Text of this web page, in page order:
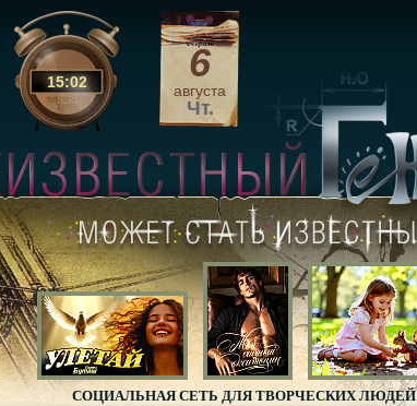
15:02 6
августа
Чт.
СОЦИАЛЬНАЯ СЕТЬ ДЛЯ ТВОРЧЕСКИХ ЛЮДЕЙ